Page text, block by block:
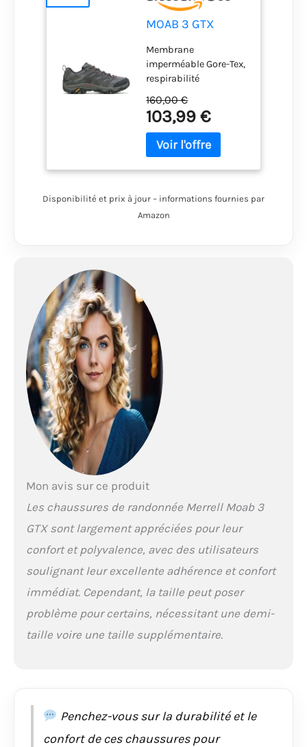
MOAB 3 GTX
Membrane
imperméable Gore-Tex,
respirabilité
performance
imperméable Dessus
en cuir de porc et
maille Lacets 100 %
Languette à soufflet
débris d'entrer
160,00 €
103,99 €
Disponibilité et prix à jour – informations fournies par
Amazon
Mon avis sur ce produit
Les chaussures de randonnée Merrell Moab 3
GTX sont largement appréciées pour leur
confort et polyvalence, avec des utilisateurs
soulignant leur excellente adhérence et confort
immédiat. Cependant, la taille peut poser
problème pour certains, nécessitant une demi-
taille voire une taille supplémentaire.
Penchez-vous sur la durabilité et le
confort de ces chaussures pour